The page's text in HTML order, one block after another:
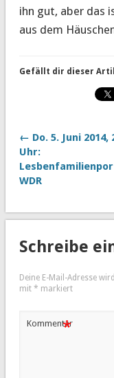
ihn gut, aber das
aus dem
Gefällt dir dieser
← Do. 5. Juni 2014,
Uhr:
WDR
Schreibe
Deine E-Mail-Adresse
mit * markiert
Kommentar
*